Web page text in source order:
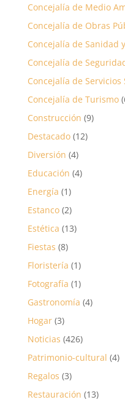
Concejalía de Medio
Concejalía de Obras
Concejalía de Sanidad
Concejalía de
Concejalía de Servicios
Concejalía de Turismo
Construcción (9)
Destacado(12)
Diversión (4)
Educación (4)
Energía (1)
Estanco(2)
Estética (13)
Fiestas (8)
Floristería (1)
Fotografía (1)
Gastronomía (4)
Hogar(3)
Noticias (426)
Patrimonio-cultural (4)
Regalos (3)
Restauración (13)